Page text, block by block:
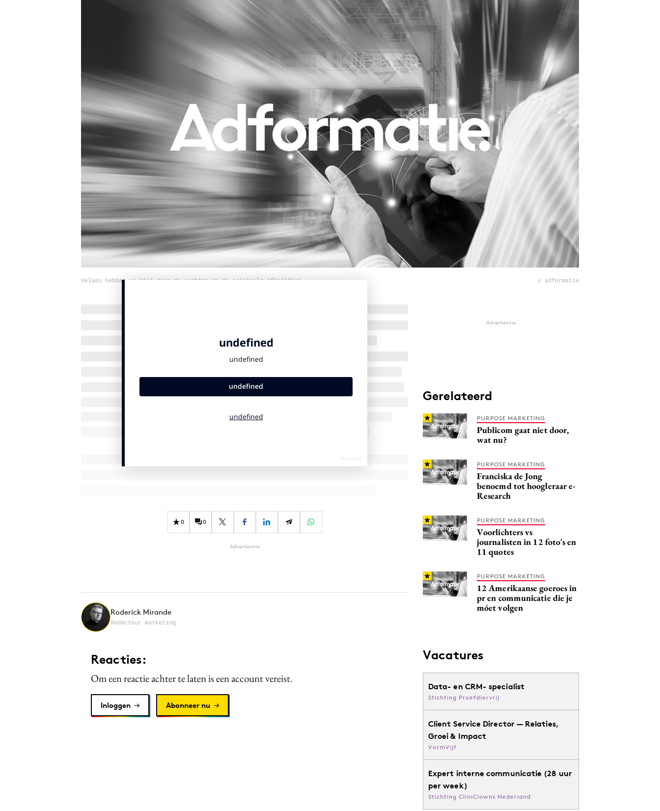
Gedragsverandering
Influencer marketing
Interne communicatie
Purpose Marketing
Reputatie & crisis
Helaas hebben we niet meer de rechten op de originele afbeelding © adformatie
0 0
Advertentie
Roderick Mirande
Redacteur marketing
Reacties:
Om een reactie achter te laten is een account vereist.
Inloggen Abonneer nu
Advertentie
Gerelateerd
PURPOSE MARKETING
Publicom gaat niet door,
wat nu?
PURPOSE MARKETING
Franciska de Jong
benoemd tot hoogleraar e-
Research
PURPOSE MARKETING
Voorlichters vs
journalisten in 12 foto's en
11 quotes
PURPOSE MARKETING
12 Amerikaanse goeroes in
pr en communicatie die je
móet volgen
Vacatures
Data- en CRM- specialist
Stichting Proefdiervrij
Client Service Director — Relaties,
Groei & Impact
VormVijf
Expert interne communicatie (28 uur
per week)
Stichting CliniClowns Nederland